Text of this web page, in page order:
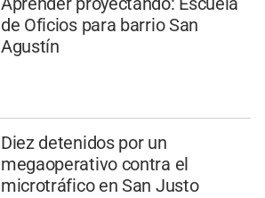
de Oficios para barrio San
Agustín
Diez detenidos por un
megaoperativo contra el
microtráfico en San Justo